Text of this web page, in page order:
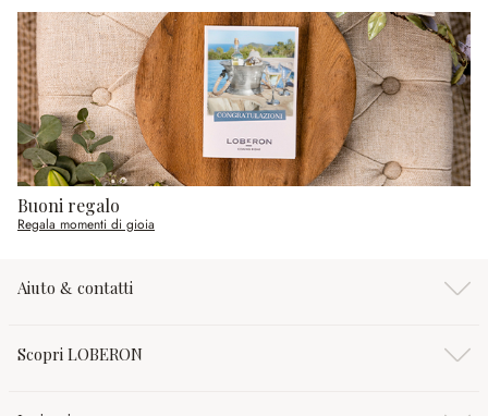
Buoni regalo
Regala momenti di gioia
Aiuto & contatti
Scopri LOBERON